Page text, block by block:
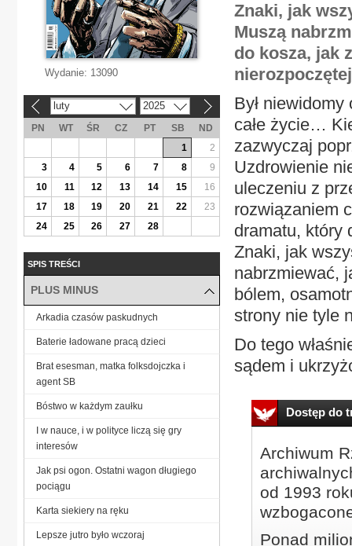
Znaki, jak
Muszą
do kosza, jak
Był niewidomy
całe życie…
zazwyczaj
Uzdrowienie
uleczeniu z
rozwiązaniem
dramatu, który
Znaki, jak
nabrzmiewać,
bólem,
strony nie tyle
Do tego
sądem i
Dostęp do
Archiwum
od 1993
Ponad
Wydanie: 13090
luty 2025
PN WT ŚR CZ PT SB
ND
1
2
3
4 5 6 7 8
9
10
11 12 13 14 15
16
17
18 19 20 21 22
23
24
25 26 27 28
SPIS TREŚCI
PLUS MINUS
Arkadia czasów paskudnych
Baterie ładowane pracą dzieci
Brat esesman, matka folksdojczka i
agent SB
Bóstwo w każdym zaułku
I w nauce, i w polityce liczą się gry
interesów
Jak psi ogon. Ostatni wagon długiego
pociągu
Karta siekiery na ręku
Lepsze jutro było wczoraj